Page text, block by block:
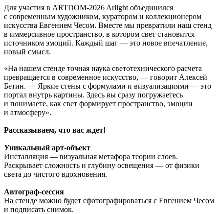
Для участия в ARTDOM-2026 Arlight объединился
с современным художником, куратором и коллекционером
искусства Евгением Чесом. Вместе мы превратили наш стенд
в иммерсивное пространство, в котором свет становится
источником эмоций. Каждый шаг — это новое впечатление,
новый смысл.
«На нашем стенде точная наука светотехнического расчета
превращается в современное искусство, — говорит Алексей
Бетин. — Яркие стены с формулами и визуализациями — это
портал внутрь картины. Здесь вы сразу погружаетесь
и понимаете, как свет формирует пространство, эмоции
и атмосферу».
Рассказываем, что вас ждет!
Уникальный арт-объект
Инсталляция — визуальная метафора теории слоев.
Раскрывает сложность и глубину освещения — от физики
света до чистого вдохновения.
Автограф-сессия
На стенде можно будет сфотографироваться с Евгением Чесом
и подписать снимок.